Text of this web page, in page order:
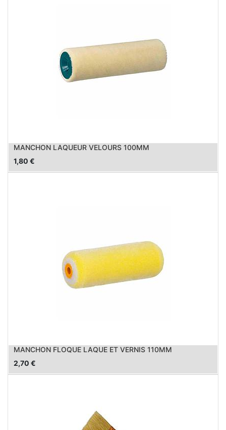
MANCHON LAQUEUR VELOURS 100MM
1,80 €
MANCHON FLOQUE LAQUE ET VERNIS 110MM
2,70 €